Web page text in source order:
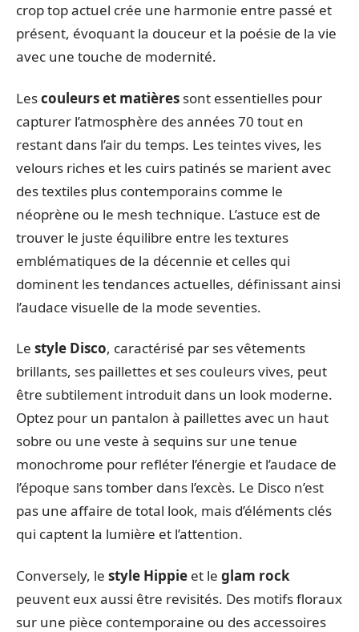
crop top actuel crée une harmonie entre passé et
présent, évoquant la douceur et la poésie de la vie
avec une touche de modernité.
Lescouleurs et matières sont essentielles pour
capturer l’atmosphère des années 70 tout en
restant dans l’air du temps. Les teintes vives, les
velours riches et les cuirs patinés se marient avec
des textiles plus contemporains comme le
néoprène ou le mesh technique. L’astuce est de
trouver le juste équilibre entre les textures
emblématiques de la décennie et celles qui
dominent les tendances actuelles, définissant ainsi
l’audace visuelle de la mode seventies.
Le style Disco, caractérisé par ses vêtements
brillants, ses paillettes et ses couleurs vives, peut
être subtilement introduit dans un look moderne.
Optez pour un pantalon à paillettes avec un haut
sobre ou une veste à sequins sur une tenue
monochrome pour refléter l’énergie et l’audace de
l’époque sans tomber dans l’excès. Le Disco n’est
pas une affaire de total look, mais d’éléments clés
qui captent la lumière et l’attention.
Conversely, le style Hippie et le glam rock
peuvent eux aussi être revisités. Des motifs floraux
sur une pièce contemporaine ou des accessoires